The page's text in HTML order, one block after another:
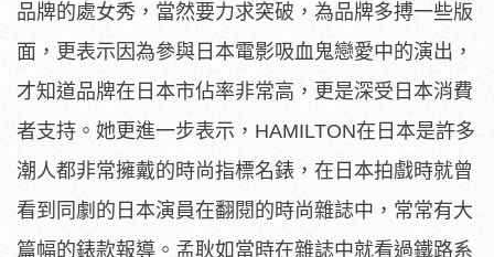
品牌的處女秀，當然要力求突破，為品牌多搏一些版
面，更表示因為參與日本電影吸血鬼戀愛中的演出，
才知道品牌在日本市佔率非常高，更是深受日本消費
者支持。她更進一步表示，HAMILTON在日本是許多
潮人都非常擁戴的時尚指標名錶，在日本拍戲時就曾
看到同劇的日本演員在翻閱的時尚雜誌中，常常有大
篇幅的錶款報導。孟耿如當時在雜誌中就看過鐵路系